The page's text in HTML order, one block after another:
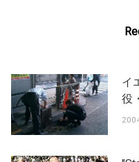
イ
役